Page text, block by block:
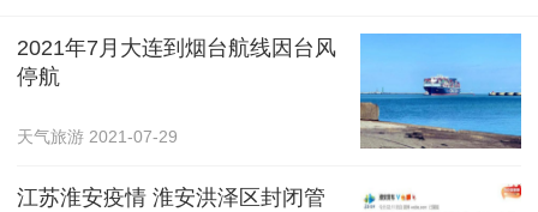
2021年7月大连到烟台航线因台风
停航
天气旅游 2021-07-29
江苏淮安疫情 淮安洪泽区封闭管